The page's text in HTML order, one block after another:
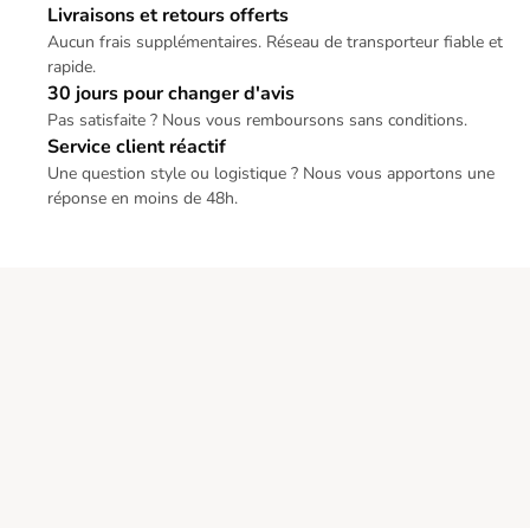
Livraisons et retours offerts
Aucun frais supplémentaires. Réseau de transporteur fiable et
rapide.
30 jours pour changer d'avis
Pas satisfaite ? Nous vous remboursons sans conditions.
Service client réactif
Une question style ou logistique ? Nous vous apportons une
réponse en moins de 48h.